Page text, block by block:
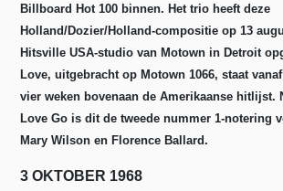
Billboard Hot 100 binnen. Het trio heeft deze
Holland/Dozier/Holland-compositie op 13
Hitsville USA-studio van Motown in Detroit
Love, uitgebracht op Motown 1066, staat
vier weken bovenaan de Amerikaanse hitlijst.
Love Go is dit de tweede nummer 1-notering
Mary Wilson en Florence Ballard.
3 OKTOBER 1968